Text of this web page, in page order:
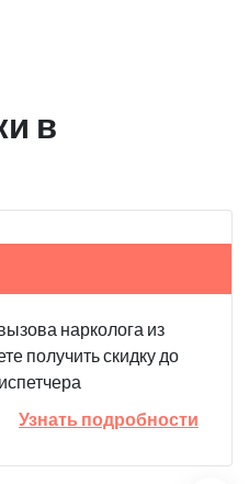
в
нарколога из
получить скидку до
Узнать подробности